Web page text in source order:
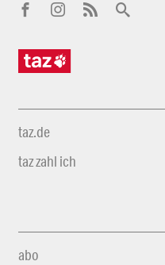
taz.de
taz zahl ich
abo